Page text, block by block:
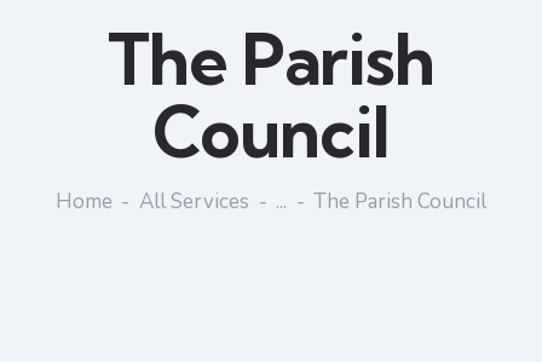
The Parish
Council
Home All Services ... The Parish Council